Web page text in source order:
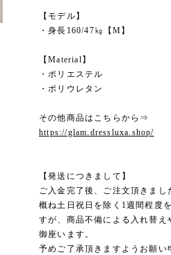
【モデル】
・身長160/47㎏【M】
【Material】
・ポリエステル
・ポリウレタン
その他商品はこちらから⇒
https://glam.dressluxa.shop/
【発送につきまして】
ご入金完了後、ご注文頂きまし
概ね土日祝日を除く1週間程度
すが、商品不備による入れ替
御座います。
予めご了承頂きますようお願い